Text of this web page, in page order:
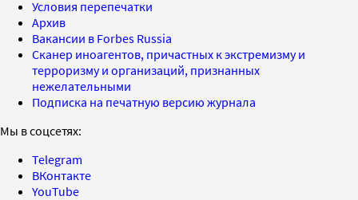
Условия перепечатки
Архив
Вакансии в Forbes Russia
Сканер иноагентов, причастных к экстремизму и
терроризму и организаций, признанных
нежелательными
Подписка на печатную версию журнала
Мы в соцсетях:
Telegram
ВКонтакте
YouTube